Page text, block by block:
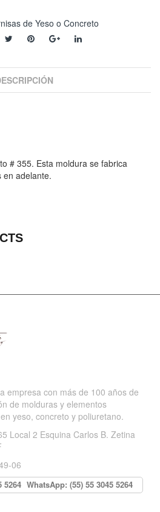
de Yeso o Concreto
# 355. Esta moldura se fabrica
en adelante.
empresa con más de 100 años de
de molduras y elementos
yeso, concreto y poliuretano.
Local 2 Esquina Carlos B. Zetina
06
WhatsApp: (55) 55 3045 5264